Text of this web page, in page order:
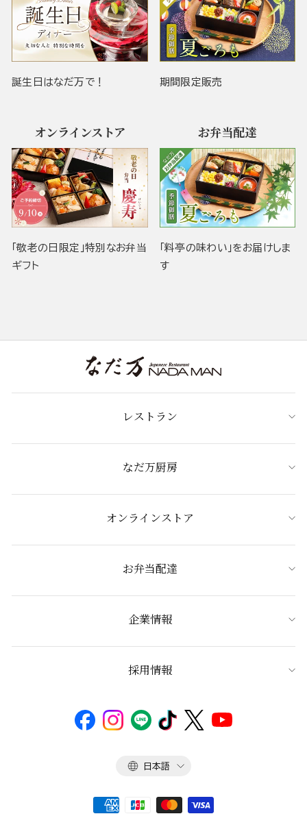
誕生日はなだ万で！ 期間限定販売
オンラインストア
「敬老の日限定」特別なお弁当
ギフト
お弁当配達
「料亭の味わい」をお届けしま
す
レストラン
なだ万厨房
オンラインストア
お弁当配達
企業情報
採用情報
言
日本語